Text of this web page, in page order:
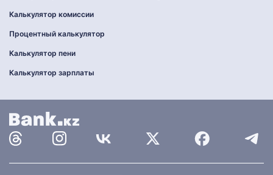
Калькулятор комиссии
Процентный калькулятор
Калькулятор пени
Калькулятор зарплаты